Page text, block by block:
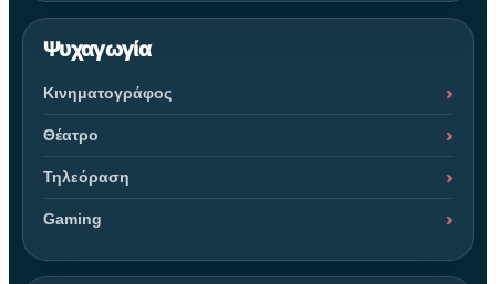
Ψυχαγωγία
Κινηματογράφος
Θέατρο
Τηλεόραση
Gaming